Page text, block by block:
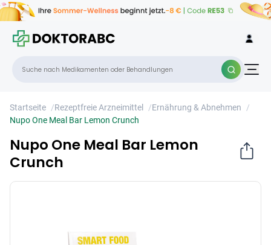
Startseite /Rezeptfreie Arzneimittel /Ernährung & Abnehmen
/
Nupo One Meal Bar Lemon Crunch
Nupo One Meal Bar Lemon
Crunch
×